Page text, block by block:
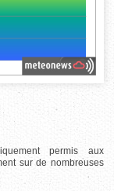
permis aux
sur de nombreuses